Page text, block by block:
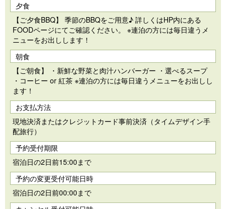
夕食
【ご夕食BBQ】 季節のBBQをご用意♪ 詳しくはHP内にある
FOODページにてご確認ください。 ※連泊の方には毎日違うメ
ニューをお出しします！
朝食
【ご朝食】 ・新鮮な野菜と肉汁ハンバーガー ・選べるスープ
・コーヒー or 紅茶 ※連泊の方には毎日違うメニューをお出しし
ます！
お支払方法
現地決済またはクレジットカード事前決済（タイムデザイン手
配旅行）
予約受付期限
宿泊日の2日前15:00まで
予約の変更受付可能日時
宿泊日の2日前00:00まで